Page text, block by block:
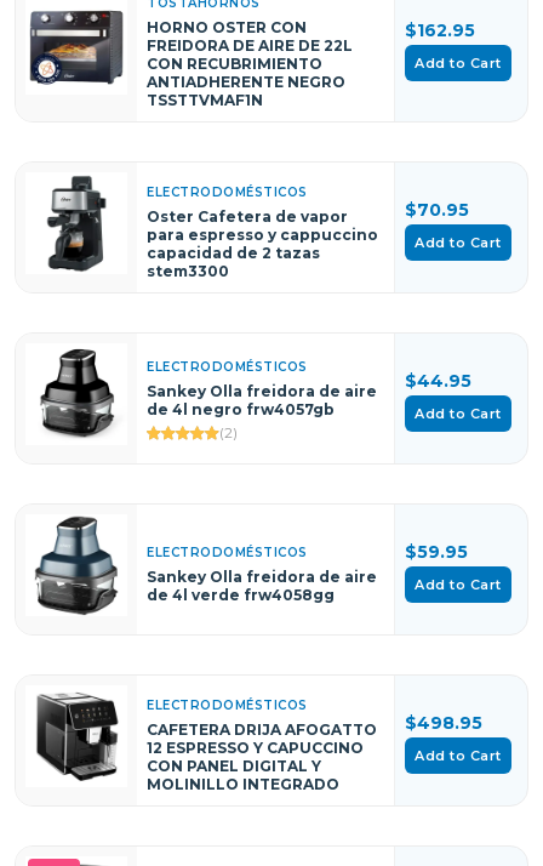
HORNO OSTER CON
FREIDORA DE AIRE DE 22L
CON RECUBRIMIENTO
ANTIADHERENTE NEGRO
TSSTTVMAF1N
$162.95
Add to Cart
ELECTRODOMÉSTICOS
Oster Cafetera de vapor
para espresso y cappuccino
capacidad de 2 tazas
stem3300
$70.95
Add to Cart
ELECTRODOMÉSTICOS
Sankey Olla freidora de aire
de 4l negro frw4057gb
(2)
$44.95
Add to Cart
ELECTRODOMÉSTICOS
Sankey Olla freidora de aire
de 4l verde frw4058gg
$59.95
Add to Cart
ELECTRODOMÉSTICOS
CAFETERA DRIJA AFOGATTO
12 ESPRESSO Y CAPUCCINO
CON PANEL DIGITAL Y
MOLINILLO INTEGRADO
$498.95
Add to Cart